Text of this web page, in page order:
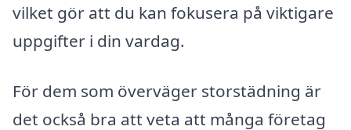
vilket gör att du kan fokusera på viktigare
uppgifter i din vardag.
För dem som överväger storstädning är
det också bra att veta att många företag